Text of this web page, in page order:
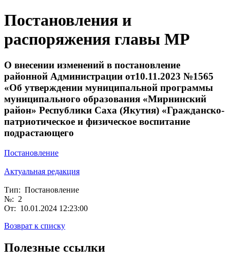
Постановления и
распоряжения главы МР
О внесении изменений в постановление
районной Администрации от10.11.2023 №1565
«Об утверждении муниципальной программы
муниципального образования «Мирнинский
район» Республики Саха (Якутия) «Гражданско-
патриотическое и физическое воспитание
подрастающего
Постановление
Актуальная редакция
Тип: Постановление
№: 2
От: 10.01.2024 12:23:00
Возврат к списку
Полезные ссылки